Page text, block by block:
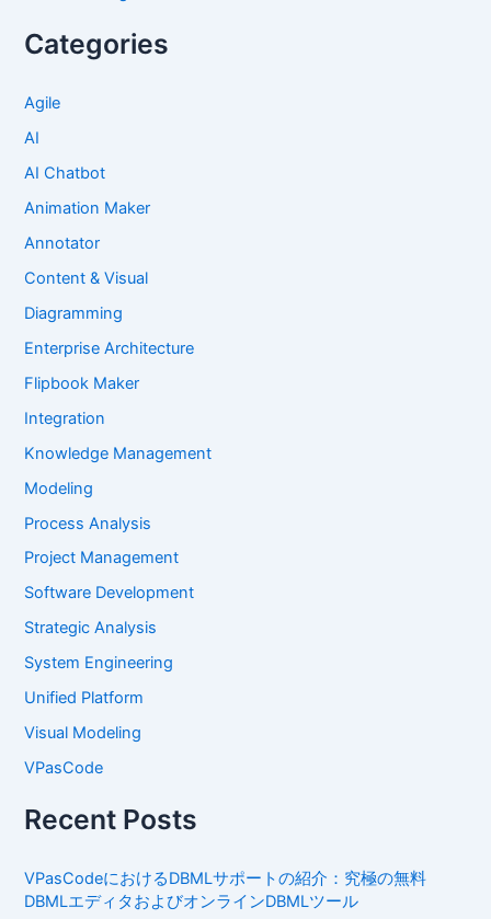
Categories
Agile
AI
AI Chatbot
Animation Maker
Annotator
Content & Visual
Diagramming
Enterprise Architecture
Flipbook Maker
Integration
Knowledge Management
Modeling
Process Analysis
Project Management
Software Development
Strategic Analysis
System Engineering
Unified Platform
Visual Modeling
VPasCode
Recent Posts
VPasCodeにおけるDBMLサポートの紹介：究極の無料
DBMLエディタおよびオンラインDBMLツール